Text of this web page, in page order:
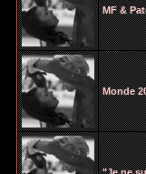
MF &
Monde